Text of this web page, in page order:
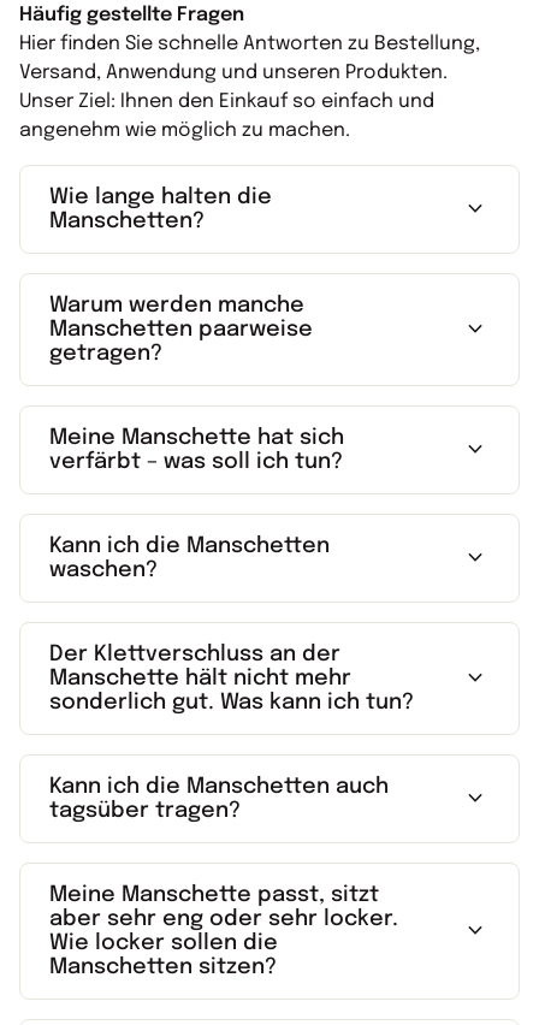
Häufig gestellte Fragen
Hier finden Sie schnelle Antworten zu Bestellung,
Versand, Anwendung und unseren Produkten.
Unser Ziel: Ihnen den Einkauf so einfach und
angenehm wie möglich zu machen.
Wie lange halten die
Manschetten?
expand_more
Warum werden manche
Manschetten paarweise
getragen?
expand_more
Meine Manschette hat sich
verfärbt – was soll ich tun?
expand_more
Kann ich die Manschetten
waschen?
expand_more
Der Klettverschluss an der
Manschette hält nicht mehr
sonderlich gut. Was kann ich tun?
expand_more
Kann ich die Manschetten auch
tagsüber tragen?
expand_more
Meine Manschette passt, sitzt
aber sehr eng oder sehr locker.
Wie locker sollen die
Manschetten sitzen?
expand_more